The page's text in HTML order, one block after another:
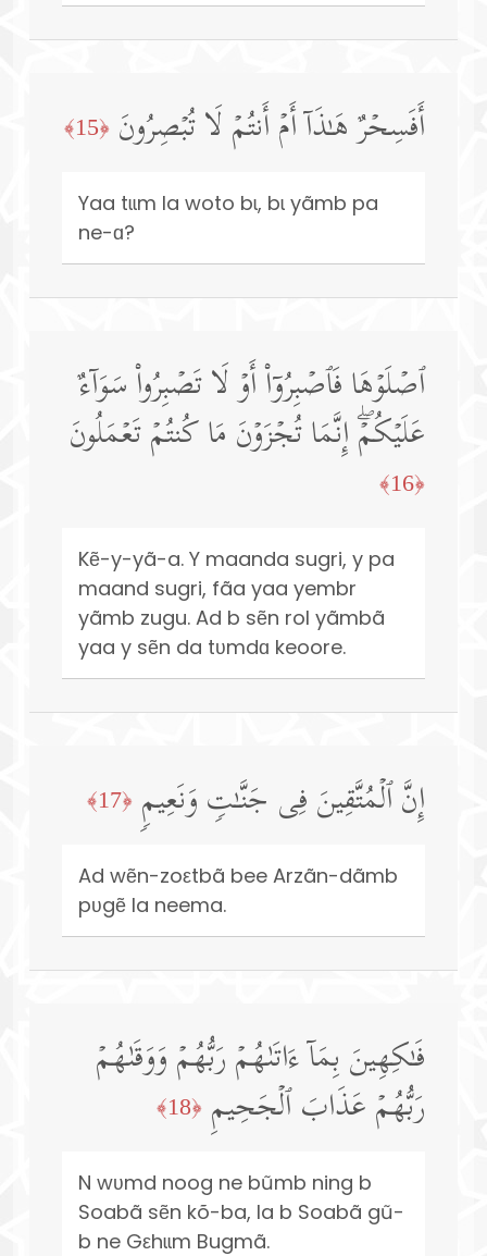
أَفَسِحۡرٌ هَـٰذَاۤ أَمۡ أَنتُمۡ لَا تُبۡصِرُونَ ﴿15﴾
Yaa tɩɩm la woto bɩ, bɩ yãmb pa
ne-ɑ?
ٱصۡلَوۡهَا فَٱصۡبِرُوۤا۟ أَوۡ لَا تَصۡبِرُوا۟ سَوَاۤءٌ
عَلَیۡكُمۡۖ إِنَّمَا تُجۡزَوۡنَ مَا كُنتُمۡ تَعۡمَلُونَ
﴿16﴾
Kẽ-y-yã-a. Y maanda sugri, y pa
maand sugri, fãa yaa yembr
yãmb zugu. Ad b sẽn rol yãmbã
yaa y sẽn da tʋmdɑ keoore.
إِنَّ ٱلۡمُتَّقِینَ فِی جَنَّـٰتࣲ وَنَعِیمࣲ ﴿17﴾
Ad wẽn-zoεtbã bee Arzãn-dãmb
pʋgẽ la neema.
فَـٰكِهِینَ بِمَاۤ ءَاتَىٰهُمۡ رَبُّهُمۡ وَوَقَىٰهُمۡ
رَبُّهُمۡ عَذَابَ ٱلۡجَحِیمِ ﴿18﴾
N wʋmd noog ne bũmb ning b
Soabã sẽn kõ-ba, la b Soabã gũ-
b ne Gεhɩɩm Bugmã.